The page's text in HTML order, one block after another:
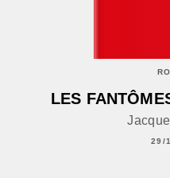
LES
29/